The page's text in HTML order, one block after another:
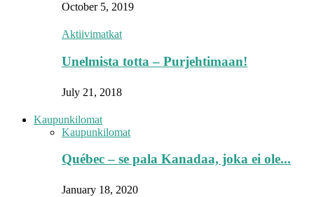
October 5, 2019
Aktiivimatkat
Unelmista totta – Purjehtimaan!
July 21, 2018
Kaupunkilomat
Kaupunkilomat
Québec – se pala Kanadaa, joka ei ole...
January 18, 2020